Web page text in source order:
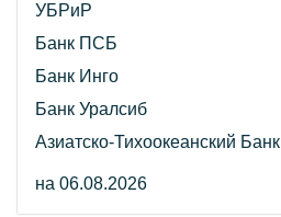
УБРиР
Банк ПСБ
Банк Инго
Банк Уралсиб
Азиатско-Тихоокеанский Банк
на 06.08.2026